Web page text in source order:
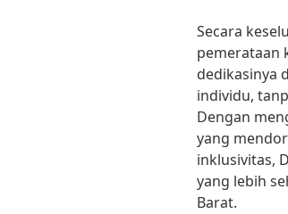
Secara
pemerataan
dedikasinya
individu,
Dengan
yang
inklusivitas,
yang lebih
Barat.